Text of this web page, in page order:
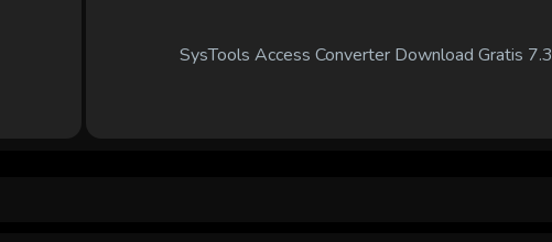
SysTools Access Converter Download Gratis 7.3